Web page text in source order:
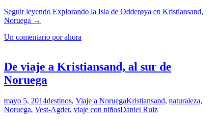
Seguir leyendo Explorando la Isla de Odderøya en Kristiansand,
Noruega →
Un comentario por ahora
De viaje a Kristiansand, al sur de
Noruega
mayo 5, 2014destinos, Viaje a NoruegaKristiansand, naturaleza,
Noruega, Vest-Agder, viaje con niñosDaniel Ruiz